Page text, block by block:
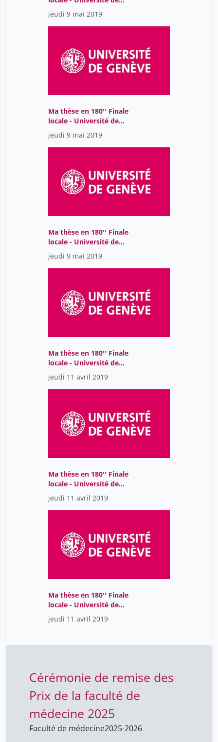
Genève - 2019
jeudi 9 mai 2019
Ma thèse en 180'' Finale
locale - Université de
Genève - 2019
jeudi 9 mai 2019
Ma thèse en 180'' Finale
locale - Université de
Genève - 2019
jeudi 9 mai 2019
Ma thèse en 180'' Finale
locale - Université de
Genève - 2019
jeudi 11 avril 2019
Ma thèse en 180'' Finale
locale - Université de
Genève - 2019
jeudi 11 avril 2019
Ma thèse en 180'' Finale
locale - Université de
Genève - 2019
jeudi 11 avril 2019
Cérémonie de remise des
Prix de la faculté de
médecine 2025
Faculté de médecine2025-2026